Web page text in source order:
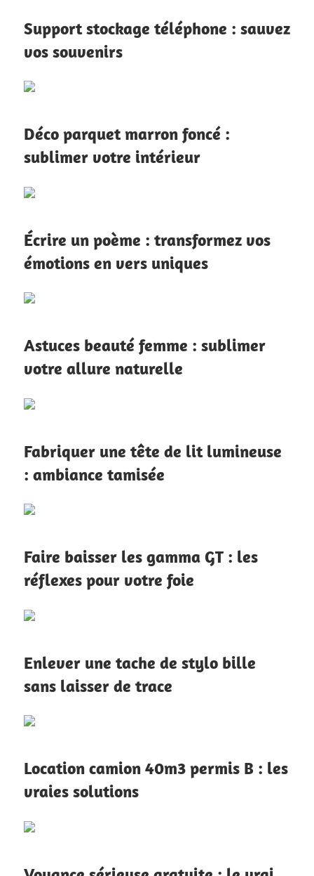
Support stockage téléphone : sauvez
vos souvenirs
Déco parquet marron foncé :
sublimer votre intérieur
Écrire un poème : transformez vos
émotions en vers uniques
Astuces beauté femme : sublimer
votre allure naturelle
Fabriquer une tête de lit lumineuse
: ambiance tamisée
Faire baisser les gamma GT : les
réflexes pour votre foie
Enlever une tache de stylo bille
sans laisser de trace
Location camion 40m3 permis B : les
vraies solutions